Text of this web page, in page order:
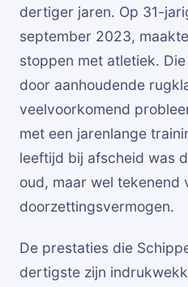
dertiger jaren. Op 31-
september 2023,
stoppen met atletiek.
door aanhoudende
veelvoorkomend
met een jarenlange
leeftijd bij afscheid was
oud, maar wel tekenend
doorzettingsvermogen.
De prestaties die
dertigste zijn